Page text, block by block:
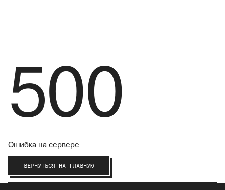
500
Ошибка на сервере
ВЕРНУТЬСЯ НА ГЛАВНУЮ